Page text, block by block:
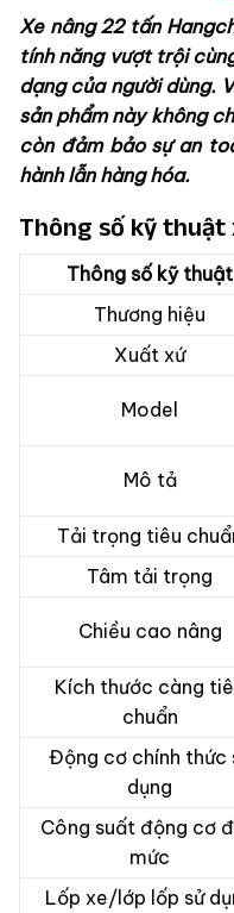
Xe nâng 22 tấn
tính năng vượt trội
dạng của người dùng.
sản phẩm này không
còn đảm bảo sự an
hành lẫn hàng hóa.
Thông số kỹ thuật
Thông số kỹ thuật
Thương hiệu
Xuất xứ
Model
Mô tả
Tải trọng tiêu
Tâm tải trọng
Chiều cao nâng
Kích thước càng
chuẩn
Động cơ chính thức
dụng
Công suất động cơ
mức
Lốp xe/lớp lốp sử